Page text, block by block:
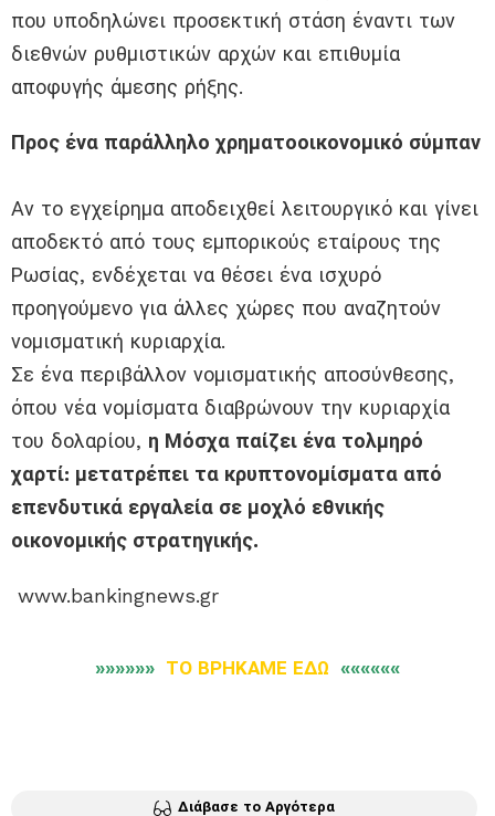
που υποδηλώνει προσεκτική στάση έναντι των
διεθνών ρυθμιστικών αρχών και επιθυμία
αποφυγής άμεσης ρήξης.
Προς ένα παράλληλο χρηματοοικονομικό σύμπαν
Αν το εγχείρημα αποδειχθεί λειτουργικό και γίνει
αποδεκτό από τους εμπορικούς εταίρους της
Ρωσίας, ενδέχεται να θέσει ένα ισχυρό
προηγούμενο για άλλες χώρες που αναζητούν
νομισματική κυριαρχία.
Σε ένα περιβάλλον νομισματικής αποσύνθεσης,
όπου νέα νομίσματα διαβρώνουν την κυριαρχία
του δολαρίου, η Μόσχα παίζει ένα τολμηρό
χαρτί: μετατρέπει τα κρυπτονομίσματα από
επενδυτικά εργαλεία σε μοχλό εθνικής
οικονομικής στρατηγικής.
www.bankingnews.gr
»»»»»» ΤΟ ΒΡΗΚΑΜΕ ΕΔΩ ««««««
Διάβασε το Αργότερα